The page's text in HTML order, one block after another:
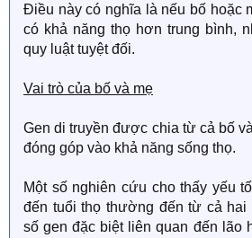
Điều này có nghĩa là nếu bố hoặc
có khả năng thọ hơn trung bình,
quy luật tuyệt đối.
Vai trò của bố và mẹ
Gen di truyền được chia từ cả bố
đóng góp vào khả năng sống thọ.
Một số nghiên cứu cho thấy yếu
đến tuổi thọ thường đến từ cả hai
số gen đặc biệt liên quan đến lão